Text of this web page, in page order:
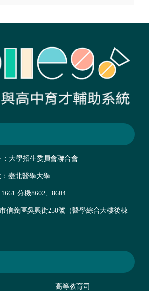
：大學招生委員會聯合會
臺北醫學大學
分機8602、8604
信義區吳興街250號（醫學綜合大樓後棟
高等教育司